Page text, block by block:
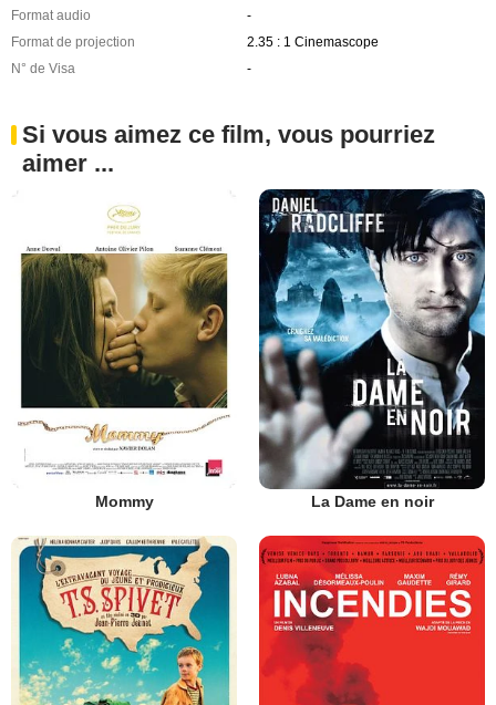
Format audio
-
Format de projection
2.35 : 1 Cinemascope
N° de Visa
-
Si vous aimez ce film, vous pourriez
aimer ...
Mommy La Dame en noir